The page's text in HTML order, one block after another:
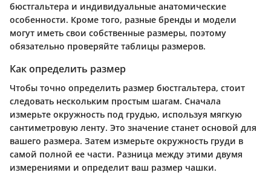
бюстгальтера и индивидуальные анатомические
особенности. Кроме того, разные бренды и модели
могут иметь свои собственные размеры, поэтому
обязательно проверяйте таблицы размеров.
Как определить размер
Чтобы точно определить размер бюстгальтера, стоит
следовать нескольким простым шагам. Сначала
измерьте окружность под грудью, используя мягкую
сантиметровую ленту. Это значение станет основой для
вашего размера. Затем измерьте окружность груди в
самой полной ее части. Разница между этими двумя
измерениями и определит ваш размер чашки.